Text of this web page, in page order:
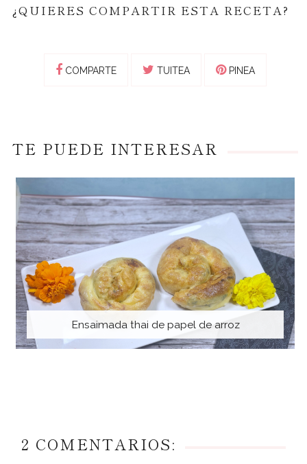
¿QUIERES COMPARTIR ESTA RECETA?
COMPARTE TUITEA PINEA
TE PUEDE INTERESAR
Ensaimada thai de papel de arroz
2 COMENTARIOS: